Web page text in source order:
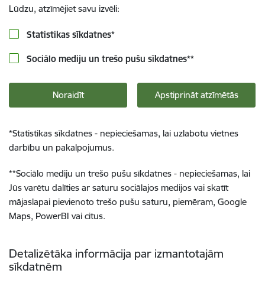
Lūdzu, atzīmējiet savu izvēli:
Statistikas sīkdatnes*
Sociālo mediju un trešo pušu sīkdatnes**
Noraidīt Apstiprināt atzīmētās
*Statistikas sīkdatnes - nepieciešamas, lai uzlabotu vietnes
darbību un pakalpojumus.
**Sociālo mediju un trešo pušu sīkdatnes - nepieciešamas, lai
Jūs varētu dalīties ar saturu sociālajos medijos vai skatīt
mājaslapai pievienoto trešo pušu saturu, piemēram, Google
Maps, PowerBI vai citus.
Detalizētāka informācija par izmantotajām
sīkdatnēm